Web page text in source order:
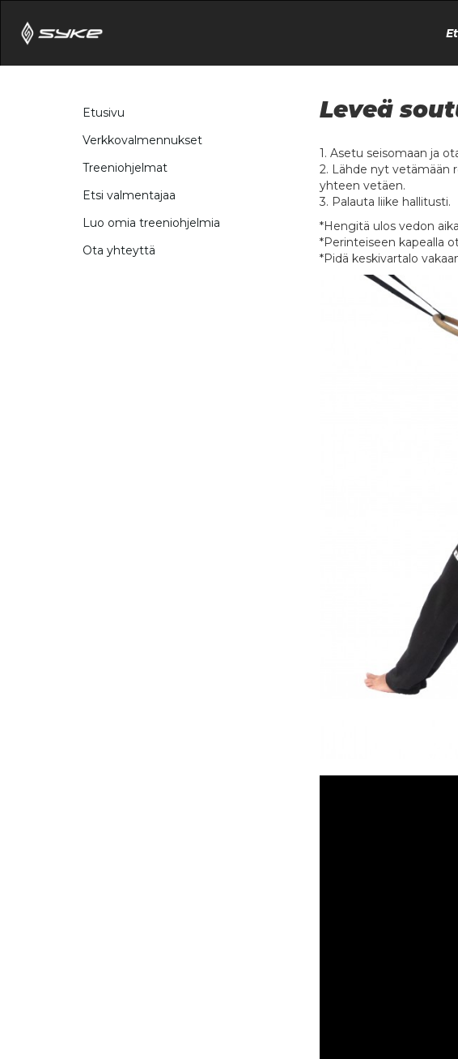
Etusivu
Verkkovalmennukset
Treeniohjelmat
Etsi valmentajaa
Luo omia treeniohjelmia
Ota yhteyttä
Leveä
1. Asetu seisomaan ja
2. Lähde nyt vetämään
yhteen vetäen.
3. Palauta liike hallitusti.
*Hengitä ulos vedon
*Perinteiseen kapealla
*Pidä keskivartalo